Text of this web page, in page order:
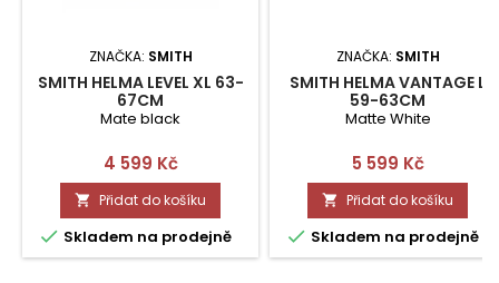
ZNAČKA: SMITH
SMITH HELMA LEVEL XL 63-
67CM
Mate black
Cena
4 599 Kč
 Přidat do košíku
 Skladem na prodejně
ZNAČKA: SMITH
SMITH HELMA VANTAGE L
59-63CM
Matte White
Cena
5 599 Kč
 Přidat do košíku
 Skladem na prodejně